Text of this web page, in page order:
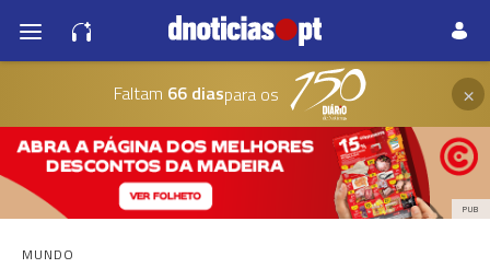
Faltam 66 diaspara os ×
PUB
MUNDO